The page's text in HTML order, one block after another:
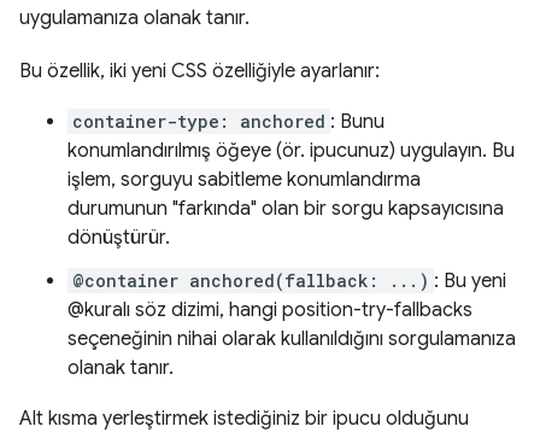
uygulamanıza olanak tanır.
Bu özellik, iki yeni CSS özelliğiyle ayarlanır:
container-type: anchored : Bunu
konumlandırılmış öğeye (ör. ipucunuz) uygulayın. Bu
işlem, sorguyu sabitleme konumlandırma
durumunun "farkında" olan bir sorgu kapsayıcısına
dönüştürür.
@container anchored(fallback: ...) : Bu yeni
@kuralı söz dizimi, hangi position-try-fallbacks
seçeneğinin nihai olarak kullanıldığını sorgulamanıza
olanak tanır.
Alt kısma yerleştirmek istediğiniz bir ipucu olduğunu